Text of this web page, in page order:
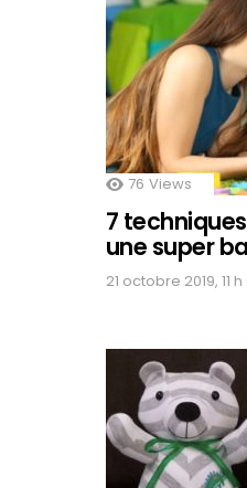
76 Views
7
une super
21 octobre 2019, 11